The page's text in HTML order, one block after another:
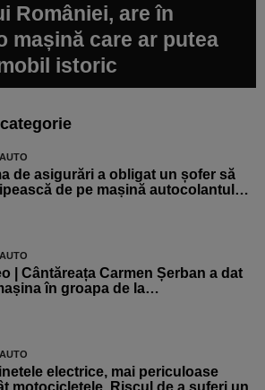
României, are în
mașină care ar putea
istoric
de asigurări a obligat un șofer să
de pe mașină autocolantul…
| Cântăreața Carmen Șerban a dat
în groapa de la…
electrice, mai periculoase
motocicletele. Riscul de a suferi un